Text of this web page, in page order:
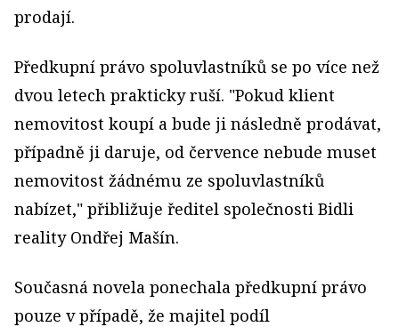
prodají.
Předkupní právo spoluvlastníků se po více než
dvou letech prakticky ruší. "Pokud klient
nemovitost koupí a bude ji následně prodávat,
případně ji daruje, od července nebude muset
nemovitost žádnému ze spoluvlastníků
nabízet," přibližuje ředitel společnosti Bidli
reality Ondřej Mašín.
Současná novela ponechala předkupní právo
pouze v případě, že majitel podíl